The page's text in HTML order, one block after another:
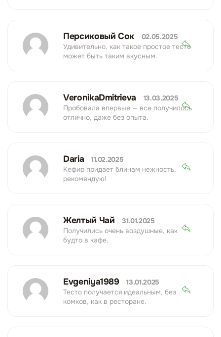
Персиковый Сок
02.05.2025
Удивительно, как такое простое тесто
может быть таким вкусным.
VeronikaDmitrieva
13.03.2025
Пробовала впервые — все получилось
отлично, даже без опыта.
Daria
11.02.2025
Кефир придает блинам нежность,
рекомендую!
Желтый Чай
31.01.2025
Получились очень воздушные, как
будто в кафе.
Evgeniya1989
13.01.2025
Тесто получается идеальным, без
комков, как в ресторане.